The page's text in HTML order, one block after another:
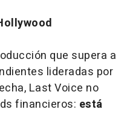
que supera a
lideradas por
Last Voice no
financieros: está